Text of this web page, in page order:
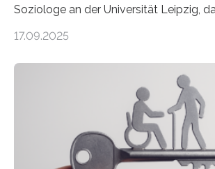
Soziologe an der Universität Leipzig,
across the Country“. Nun ist das
Schriftstellerinnen Manja Präkels, Tina
Barbara Thériault. Es trägt den Titel
„Extremwetterlagen – Reportagen aus
Deutschland“ und enthält eine Vielzahl
zivilgesellschaftlichen Stimmen und
ländlichen Regionen. Im Interview
17.09.2025